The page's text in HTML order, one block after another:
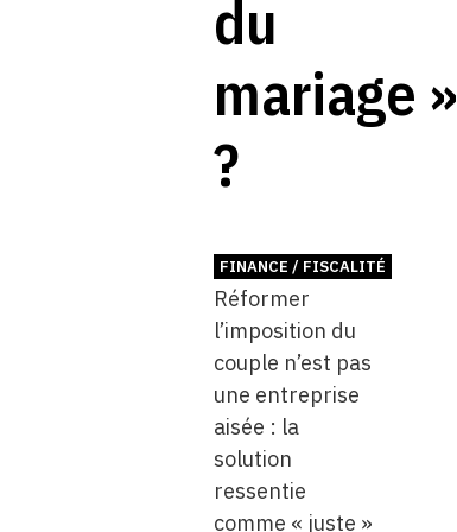
du
mariage »
?
FINANCE / FISCALITÉ
Réformer
l’imposition du
couple n’est pas
une entreprise
aisée : la
solution
ressentie
comme « juste »